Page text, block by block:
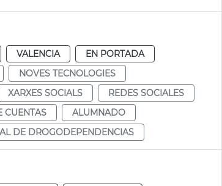
VALENCIA
EN PORTADA
NOVES TECNOLOGIES
XARXES SOCIALS
REDES SOCIALES
CUENTAS
ALUMNADO
DE DROGODEPENDENCIAS